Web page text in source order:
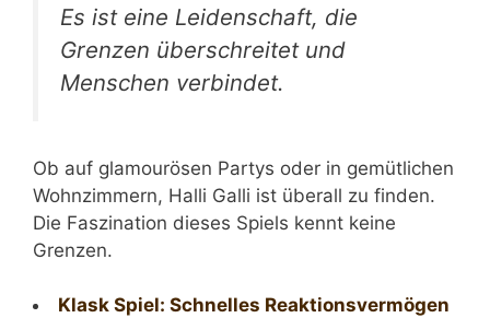
Es ist eine Leidenschaft, die
Grenzen überschreitet und
Menschen verbindet.
Ob auf glamourösen Partys oder in gemütlichen
Wohnzimmern, Halli Galli ist überall zu finden.
Die Faszination dieses Spiels kennt keine
Grenzen.
Klask Spiel: Schnelles Reaktionsvermögen